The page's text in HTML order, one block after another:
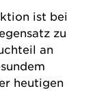
ist bei
zu
an
heutigen